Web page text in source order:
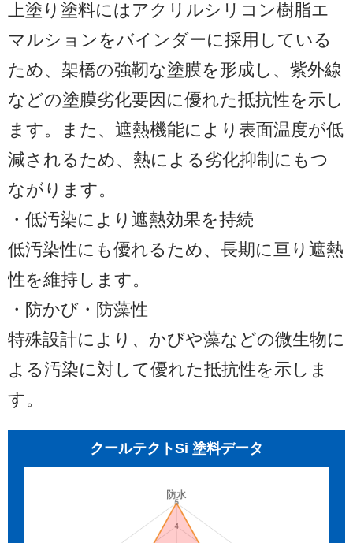
上塗り塗料にはアクリルシリコン樹脂エ
マルションをバインダーに採用している
ため、架橋の強靭な塗膜を形成し、紫外線
などの塗膜劣化要因に優れた抵抗性を示し
ます。また、遮熱機能により表面温度が低
減されるため、熱による劣化抑制にもつ
ながります。
・低汚染により遮熱効果を持続
低汚染性にも優れるため、長期に亘り遮熱
性を維持します。
・防かび・防藻性
特殊設計により、かびや藻などの微生物に
よる汚染に対して優れた抵抗性を示しま
す。
クールテクトSi 塗料データ